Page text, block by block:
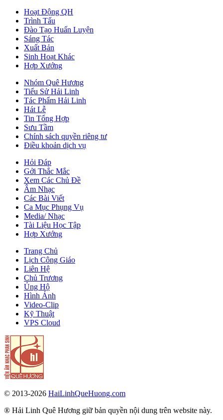
Hoạt Động QH
Trình Tấu
Đào Tạo Huấn Luyện
Sáng Tác
Xuất Bản
Sinh Hoạt Khác
Hợp Xướng
Nhóm Quê Hương
Tiểu Sử Hải Linh
Tác Phẩm Hải Linh
Hát Lễ
Tin Tổng Hợp
Sưu Tầm
Chính sách quyền riêng tư
Điều khoản dịch vụ
Hỏi Đáp
Gởi Thắc Mắc
Xem Các Chủ Đề
Âm Nhạc
Các Bài Viết
Ca Mục Phụng Vụ
Media/ Nhạc
Tài Liệu Học Tập
Hợp Xướng
Trang Chủ
Lịch Công Giáo
Liên Hệ
Chủ Trương
Ủng Hộ
Hình Ảnh
Video-Clip
Kỹ Thuật
VPS Cloud
© 2013-2026 HaiLinhQueHuong.com
® Hải Linh Quê Hương giữ bản quyền nội dung trên website này.